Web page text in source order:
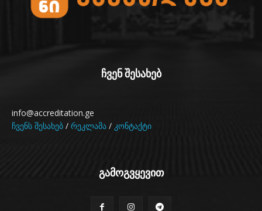
ჩვენ შესახებ
info@accreditation.ge
ჩვენს შესახებ / რეკლამა / კონტაქტი
გამოგვყევით